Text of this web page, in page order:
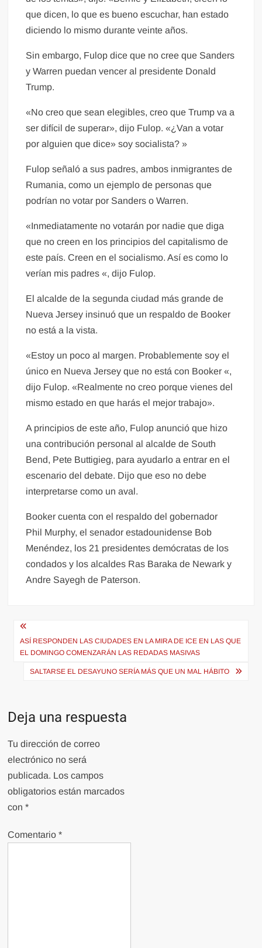
que dicen, lo que es bueno escuchar, han estado
diciendo lo mismo durante veinte años.
Sin embargo, Fulop dice que no cree que Sanders
y Warren puedan vencer al presidente Donald
Trump.
«No creo que sean elegibles, creo que Trump va a
ser difícil de superar», dijo Fulop. «¿Van a votar
por alguien que dice» soy socialista? »
Fulop señaló a sus padres, ambos inmigrantes de
Rumania, como un ejemplo de personas que
podrían no votar por Sanders o Warren.
«Inmediatamente no votarán por nadie que diga
que no creen en los principios del capitalismo de
este país. Creen en el socialismo. Así es como lo
verían mis padres «, dijo Fulop.
El alcalde de la segunda ciudad más grande de
Nueva Jersey insinuó que un respaldo de Booker
no está a la vista.
«Estoy un poco al margen. Probablemente soy el
único en Nueva Jersey que no está con Booker «,
dijo Fulop. «Realmente no creo porque vienes del
mismo estado en que harás el mejor trabajo».
A principios de este año, Fulop anunció que hizo
una contribución personal al alcalde de South
Bend, Pete Buttigieg, para ayudarlo a entrar en el
escenario del debate. Dijo que eso no debe
interpretarse como un aval.
Booker cuenta con el respaldo del gobernador
Phil Murphy, el senador estadounidense Bob
Menéndez, los 21 presidentes demócratas de los
condados y los alcaldes Ras Baraka de Newark y
Andre Sayegh de Paterson.
Navegación
de
entradas
ASÍ RESPONDEN LAS CIUDADES EN LA MIRA DE ICE EN LAS QUE
EL DOMINGO COMENZARÁN LAS REDADAS MASIVAS
SALTARSE EL DESAYUNO SERÍA MÁS QUE UN MAL HÁBITO
Deja una respuesta
Tu dirección de correo
electrónico no será
publicada. Los campos
obligatorios están marcados
con*
Comentario*